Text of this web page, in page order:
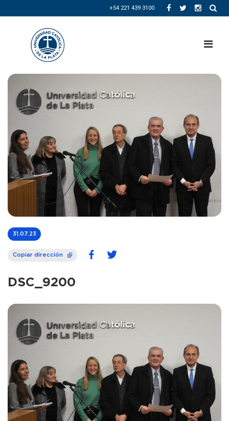
+54 221 439 3100
31.07.23
Copiar dirección
DSC_9200